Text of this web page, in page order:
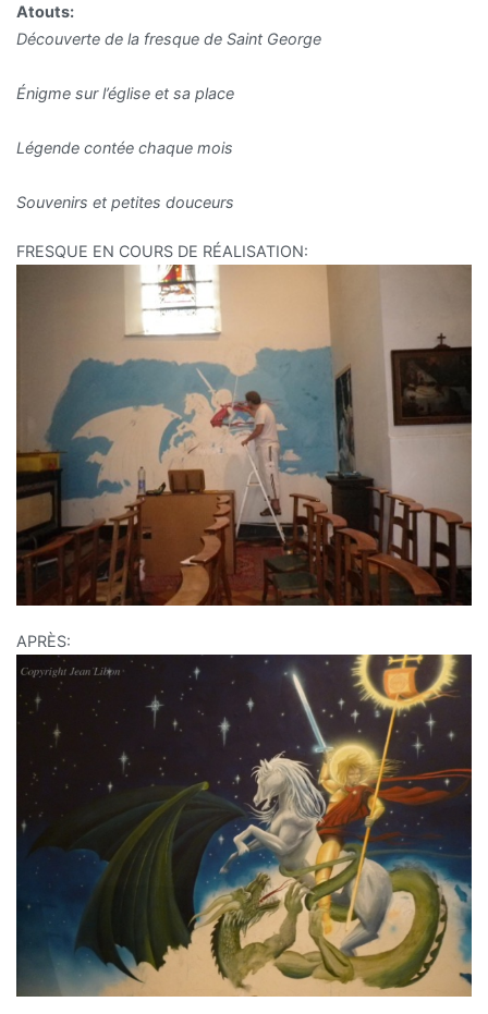
Atouts:
Découverte de la fresque de Saint George
Énigme sur l’église et sa place
Légende contée chaque mois
Souvenirs et petites douceurs
FRESQUE EN COURS DE RÉALISATION:
APRÈS: